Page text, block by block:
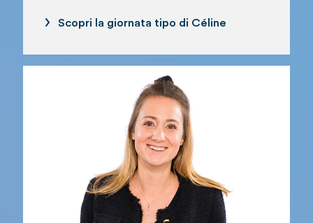
Scopri la giornata tipo di Céline